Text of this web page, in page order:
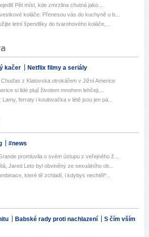
Pět míst, kde zmrzlina chutná jako...
koláče: Přenesou vás do kuchyně u b...
letní špendlíky do tvarohového koláče,...
kačer Netflix filmy a seriály
z Klatovska otrokářem v Jižní Americe
si lidé plují životem mnohem lehčeji,...
ferraty i koulovačka v létě jsou jen pá...
#news
promluvila o svém ústupu z veřejného ž...
Jared Leto byl obviněný ze sexuálního ob...
které tě zchladí, i kdybys nechtěl*...
Babské rady proti nachlazení
S čím vším